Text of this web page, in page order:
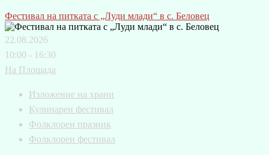
Фестивал на питката с „Луди млади“ в с. Беловец
22.08.2026
10:00 - 16:30
На Площада
Изложение на храни
Кулинарен фестивал
Фолклорен празник
Фолклорен фестивал